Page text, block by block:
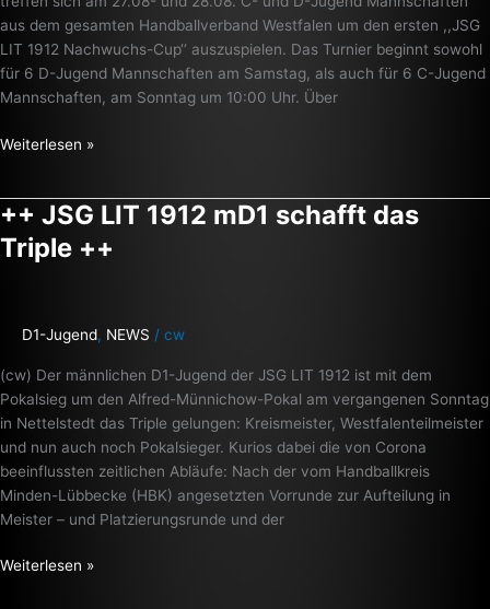
aus dem gesamten Handballverband Westfalen um den ersten ,,JSG
LIT 1912 Nachwuchs-Cup‘‘ auszuspielen. Das Turnier beginnt sowohl
für 6 D-Jugend Mannschaften am Samstag, als auch für 6 C-Jugend
Mannschaften, am Sonntag um 10:00 Uhr. Über
Weiterlesen »
++ JSG LIT 1912 mD1 schafft das
Triple ++
D1-Jugend, NEWS / cw
(cw) Der männlichen D1-Jugend der JSG LIT 1912 ist mit dem
Pokalsieg um den Alfred-Münnichow-Pokal am vergangenen Sonntag
in Nettelstedt das Triple gelungen: Kreismeister, Westfalenteilmeister
und nun auch noch Pokalsieger. Kurios dabei die von Corona
beeinflussten zeitlichen Abläufe: Nach der vom Handballkreis
Minden-Lübbecke (HBK) angesetzten Vorrunde zur Aufteilung in
Meister – und Platzierungsrunde und der
++
JSG
LIT
schafft
Triple
++
Weiterlesen »